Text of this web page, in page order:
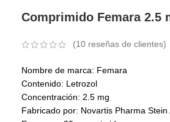
Comprimido Femara 2.5
(10 reseñas de clientes)
Nombre de marca: Femara
Contenido: Letrozol
Concentración: 2.5 mg
Fabricado por: Novartis Pharma Stein